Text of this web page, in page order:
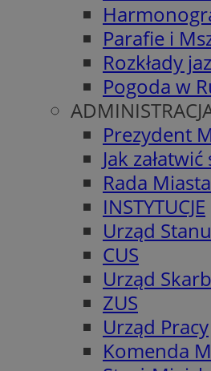
Parafie i
Rozkłady
Pogoda w
Prezydent
Jak
Rada Miasta
INSTYTUCJE
Urząd
CUS
Urząd
ZUS
Urząd Pracy
Komenda